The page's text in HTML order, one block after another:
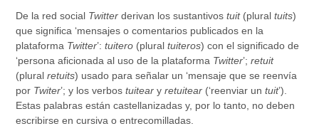
De la red social Twitter derivan los sustantivostuit (pluraltuits)
que significa ‘mensajes o comentarios publicados en la
plataforma Twitter’:tuitero (pluraltuiteros) con el significado de
‘persona aficionada al uso de la plataforma Twitter’;retuit
(pluralretuits) usado para señalar un ‘mensaje que se reenvía
por Twiter’; y los verbostuitear yretuitear (‘reenviar untuit’).
Estas palabras están castellanizadas y, por lo tanto, no deben
escribirse en cursiva o entrecomilladas.